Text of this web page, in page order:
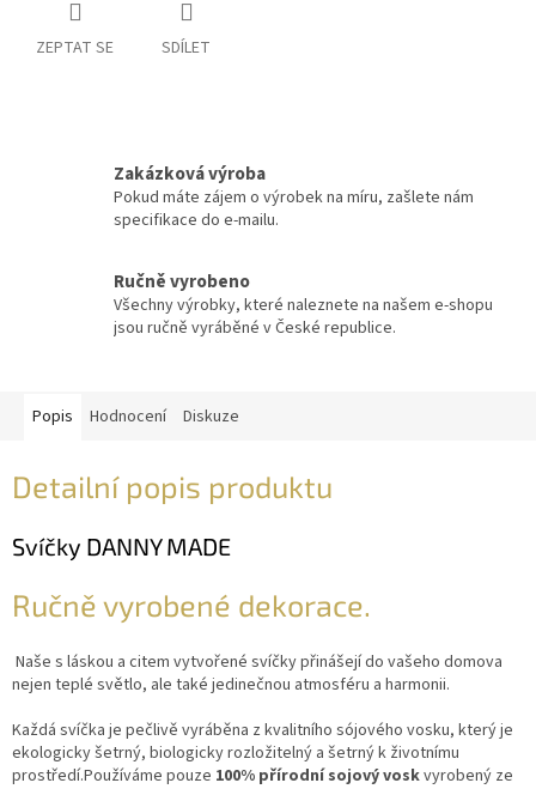
ZEPTAT SE SDÍLET
Zakázková výroba
Pokud máte zájem o výrobek na míru, zašlete nám
specifikace do e-mailu.
Ručně vyrobeno
Všechny výrobky, které naleznete na našem e-shopu
jsou ručně vyráběné v České republice.
Popis Hodnocení Diskuze
Detailní popis produktu
Svíčky DANNY MADE
Ručně vyrobené dekorace.
Naše s láskou a citem vytvořené svíčky přinášejí do vašeho domova
nejen teplé světlo, ale také jedinečnou atmosféru a harmonii.
Každá svíčka je pečlivě vyráběna z kvalitního sójového vosku, který je
ekologicky šetrný, biologicky rozložitelný a šetrný k životnímu
prostředí.Používáme pouze 100% přírodní sojový voskvyrobený ze